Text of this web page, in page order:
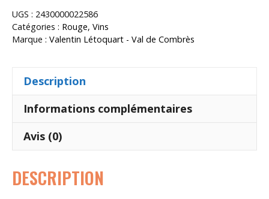
des
Profondeurs
UGS : 2430000022586
Catégories : Rouge, Vins
Marque : Valentin Létoquart - Val de Combrès
Description
Informations complémentaires
Avis (0)
DESCRIPTION